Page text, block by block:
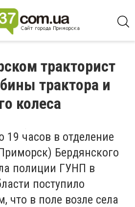
тракторист
трактора и
колеса
19 часов в отделение
Бердянского
полиции ГУНП в
поступило
что в поле возле села